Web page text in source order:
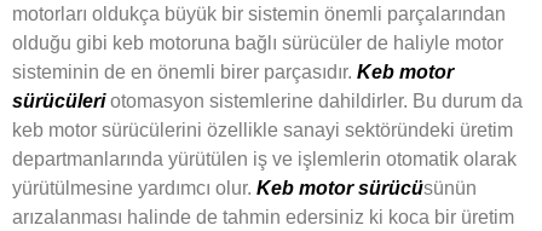
motorları oldukça büyük bir sistemin önemli parçalarından
olduğu gibi keb motoruna bağlı sürücüler de haliyle motor
sisteminin de en önemli birer parçasıdır. Keb motor
sürücüleriotomasyon sistemlerine dahildirler. Bu durum da
keb motor sürücülerini özellikle sanayi sektöründeki üretim
departmanlarında yürütülen iş ve işlemlerin otomatik olarak
yürütülmesine yardımcı olur. Keb motor sürücüsünün
arızalanması halinde de tahmin edersiniz ki koca bir üretim